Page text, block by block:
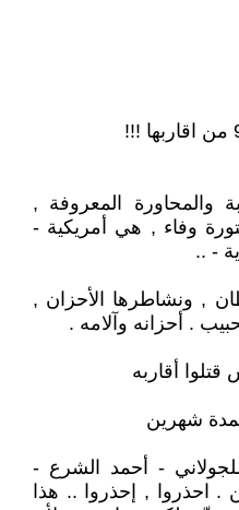
والمحاورة المعروفة ,
وفاء , هي أمريكية -
- ..
, ونشاطرها الأحزان ,
. أحزانه وآلامه .
أقاربه
- أحمد الشرع -
. احذروا , إحذروا .. هذا